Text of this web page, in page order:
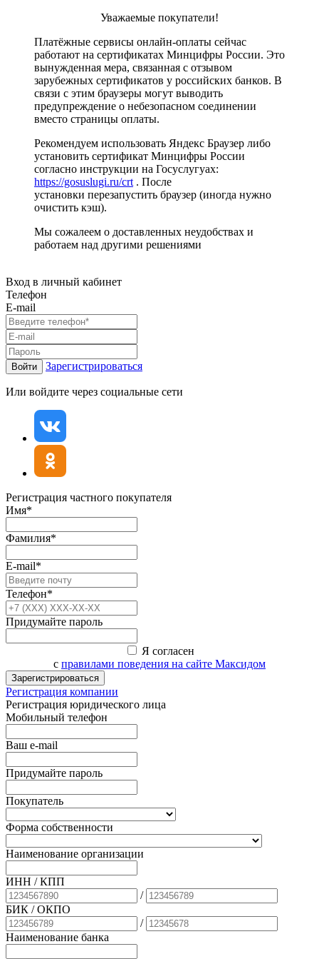
Уважаемые покупатели!
Платёжные сервисы онлайн-оплаты сейчас
работают на сертификатах Минцифры России. Это
вынужденная мера, связанная с отзывом
зарубежных сертификатов у российских банков. В
связи с этим браузеры могут выводить
предупреждение о небезопасном соединении
вместо страницы оплаты.
Рекомендуем использовать Яндекс Браузер либо
установить сертификат Минцифры России
согласно инструкции на Госуслугуах:
https://gosuslugi.ru/crt . После
установки перезапустить браузер (иногда нужно
очистить кэш).
Мы сожалеем о доставленных неудобствах и
работаем над другими решениями
Вход в личный кабинет
Телефон
E-mail
Войти Зарегистрироваться
Или войдите через социальные сети
Регистрация частного покупателя
Имя*
Фамилия*
E-mail*
Телефон*
Придумайте пароль
Я согласен
с правилами поведения на сайте Максидом
Зарегистрироваться
Регистрация компании
Регистрация юридического лица
Мобильный телефон
Ваш e-mail
Придумайте пароль
Покупатель
Форма собственности
Наименование организации
ИНН / КПП
/
БИК / ОКПО
/
Наименование банка